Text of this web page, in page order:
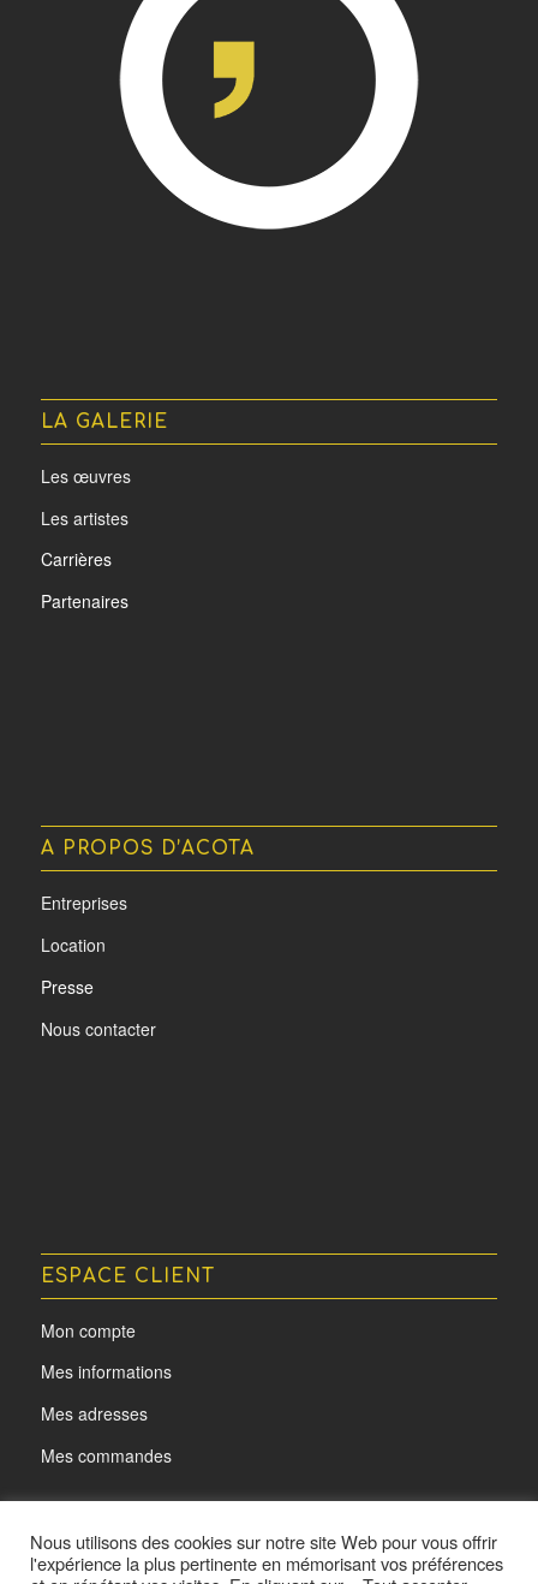
LA GALERIE
Les œuvres
Les artistes
Carrières
Partenaires
A PROPOS D’ACOTA
Entreprises
Location
Presse
Nous contacter
ESPACE CLIENT
Mon compte
Mes informations
Mes adresses
Mes commandes
Nous utilisons des cookies sur notre site Web pour vous offrir
l'expérience la plus pertinente en mémorisant vos préférences